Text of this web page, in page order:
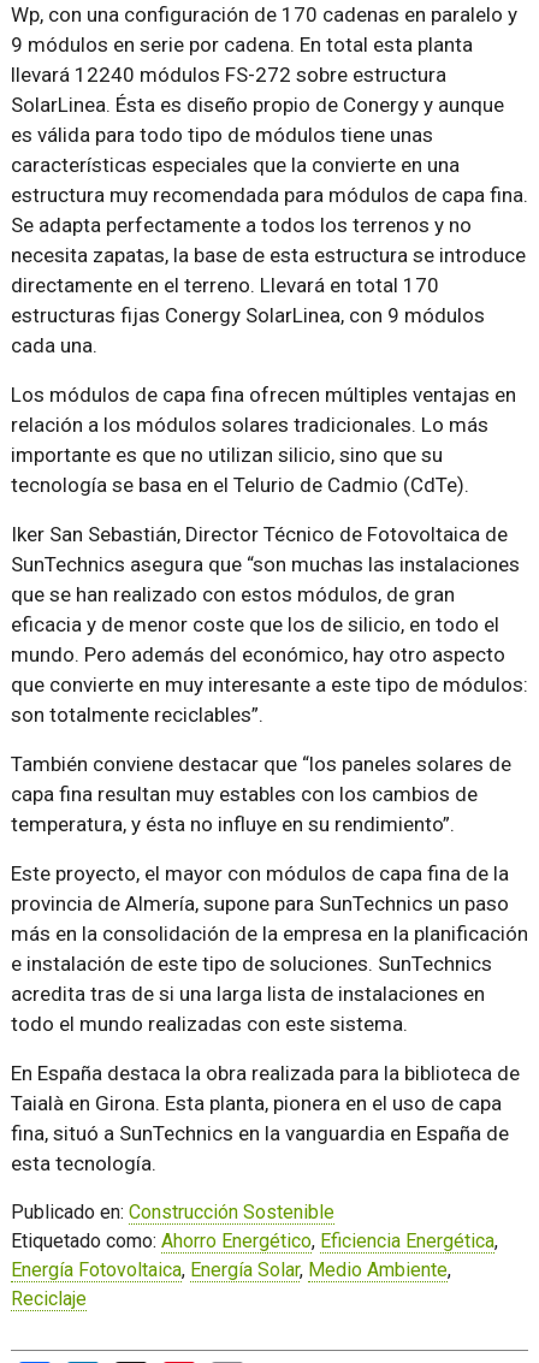
Wp, con una configuración de 170 cadenas en paralelo y
9 módulos en serie por cadena. En total esta planta
llevará 12240 módulos FS-272 sobre estructura
SolarLinea. Ésta es diseño propio de Conergy y aunque
es válida para todo tipo de módulos tiene unas
características especiales que la convierte en una
estructura muy recomendada para módulos de capa fina.
Se adapta perfectamente a todos los terrenos y no
necesita zapatas, la base de esta estructura se introduce
directamente en el terreno. Llevará en total 170
estructuras fijas Conergy SolarLinea, con 9 módulos
cada una.
Los módulos de capa fina ofrecen múltiples ventajas en
relación a los módulos solares tradicionales. Lo más
importante es que no utilizan silicio, sino que su
tecnología se basa en el Telurio de Cadmio (CdTe).
Iker San Sebastián, Director Técnico de Fotovoltaica de
SunTechnics asegura que “son muchas las instalaciones
que se han realizado con estos módulos, de gran
eficacia y de menor coste que los de silicio, en todo el
mundo. Pero además del económico, hay otro aspecto
que convierte en muy interesante a este tipo de módulos:
son totalmente reciclables”.
También conviene destacar que “los paneles solares de
capa fina resultan muy estables con los cambios de
temperatura, y ésta no influye en su rendimiento”.
Este proyecto, el mayor con módulos de capa fina de la
provincia de Almería, supone para SunTechnics un paso
más en la consolidación de la empresa en la planificación
e instalación de este tipo de soluciones. SunTechnics
acredita tras de si una larga lista de instalaciones en
todo el mundo realizadas con este sistema.
En España destaca la obra realizada para la biblioteca de
Taialà en Girona. Esta planta, pionera en el uso de capa
fina, situó a SunTechnics en la vanguardia en España de
esta tecnología.
Publicado en: Construcción Sostenible
Etiquetado como: Ahorro Energético, Eficiencia Energética,
Energía Fotovoltaica, Energía Solar, Medio Ambiente,
Reciclaje